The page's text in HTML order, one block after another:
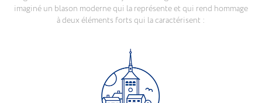
imaginé un blason moderne qui la représente et qui rend hommage
à deux éléments forts qui la caractérisent :